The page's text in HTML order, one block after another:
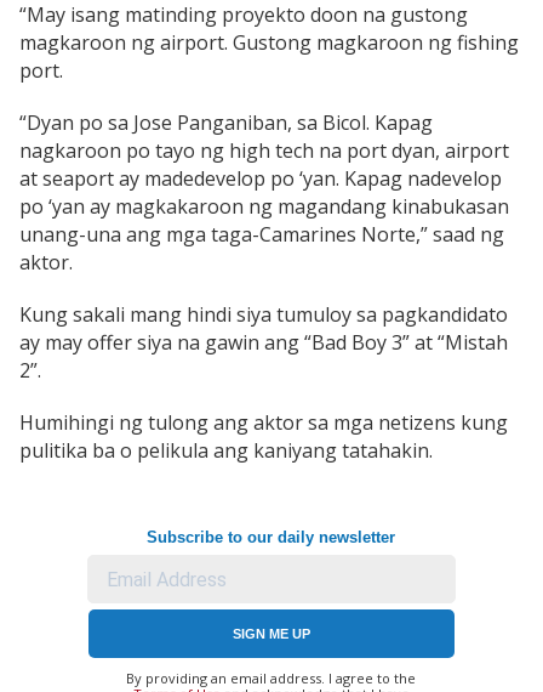
“May isang matinding proyekto doon na gustong
magkaroon ng airport. Gustong magkaroon ng fishing
port.
“Dyan po sa Jose Panganiban, sa Bicol. Kapag
nagkaroon po tayo ng high tech na port dyan, airport
at seaport ay madedevelop po ‘yan. Kapag nadevelop
po ‘yan ay magkakaroon ng magandang kinabukasan
unang-una ang mga taga-Camarines Norte,” saad ng
aktor.
Kung sakali mang hindi siya tumuloy sa pagkandidato
ay may offer siya na gawin ang “Bad Boy 3” at “Mistah
2”.
Humihingi ng tulong ang aktor sa mga netizens kung
pulitika ba o pelikula ang kaniyang tatahakin.
Subscribe to our daily newsletter
SIGN ME UP
By providing an email address. I agree to the